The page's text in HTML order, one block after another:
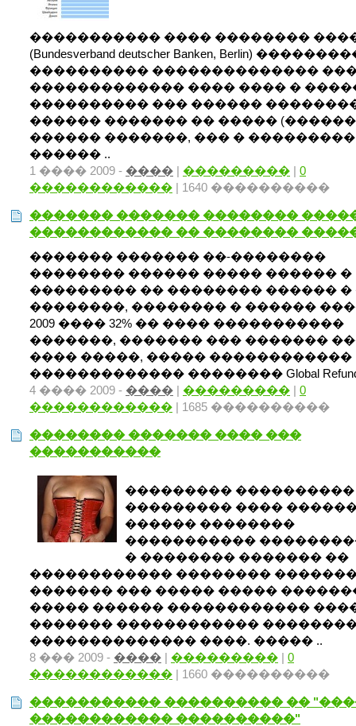
����������� ���� ��������
(Bundesverband deutscher Banken, Berlin)
���������� ��������������
������������� ���� ���� �
���������� ��� ������
������ ������� �� �����
������ �������, ��� � ���������
������ ..
1 ���� 2009 - ���� | ��������� | 0
������������ | 1640 ����������
������� ������� ��������
������������ �� ��������
������� ������� ��-��������
�������� ������ ����� ������ �
��������� �� �������� ������ �
��������, �������� � ������
2009 ���� 32% �� ���� �����������
�������, ������� ��� �������
���� �����, ����� ������������
������������� �������� Global
4 ���� 2009 - ���� | ��������� | 0
������������ | 1685 ����������
�������� ������� ���� ���
�����������
��������� ����������
��������� ����
������ ��������
�����������
� �������� ������� ��
������������ ��������
������� ��� ����� �����
����� ������ ������������
������� ������������
�������������� ����. ����� ..
8 ��� 2009 - ���� | ��������� | 0
������������ | 1660 ����������
����������� ���������� ��
������������ ����������"